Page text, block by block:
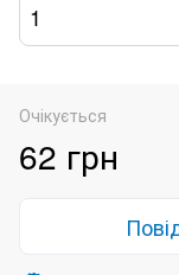
1
Очікується
62 грн